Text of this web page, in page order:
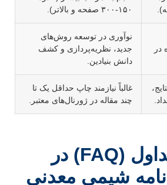
۱۵۰-۳۰۰ صفحه و بالاتر).
در
نوآوری در توسعه روش‌های
جدید، نظریه‌پردازی و کشف
دانش بنیادین.
غالباً نیازمند چاپ حداقل یک تا
چند مقاله در ژورنال‌های معتبر.
سوالات متداول (FAQ) در
شیمی معدنی